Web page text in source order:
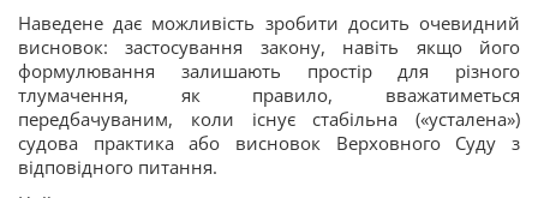
Наведене дає можливість зробити досить очевидний
висновок: застосування закону, навіть якщо його
формулювання залишають простір для різного
тлумачення, як правило, вважатиметься
передбачуваним, коли існує стабільна («усталена»)
судова практика або висновок Верховного Суду з
відповідного питання.